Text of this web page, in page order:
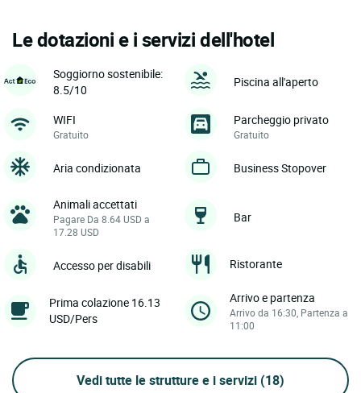
Le dotazioni e i servizi dell'hotel
Soggiorno sostenibile:
8.5/10
Piscina all'aperto
WIFI
Gratuito
Parcheggio privato
Gratuito
Aria condizionata Business Stopover
Animali accettati
Pagare Da 8.64 USD a
17.28 USD
Bar
Accesso per disabili Ristorante
Prima colazione 16.13
USD/Pers
Arrivo e partenza
Arrivo da 16:30, Partenza a
11:00
Vedi tutte le strutture e i servizi (18)